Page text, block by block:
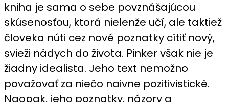
kniha je sama o sebe povznášajúcou
skúsenosťou, ktorá nielenže učí, ale taktiež
človeka núti cez nové poznatky cítiť nový,
svieži nádych do života. Pinker však nie je
žiadny idealista. Jeho text nemožno
považovať za niečo naivne pozitivistické.
Naopak, jeho poznatky, názory a